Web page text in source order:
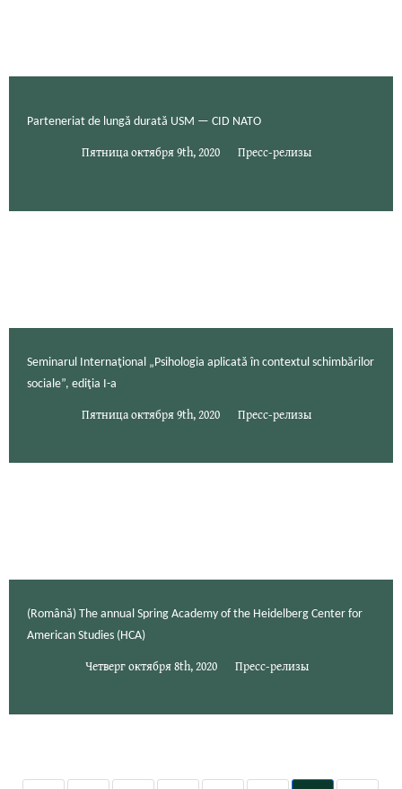
Parteneriat de lungă durată USM — CID NATO
Пятница октября 9th, 2020 Пресс-релизы
Seminarul Internaţional „Psihologia aplicată în contextul schimbărilor
sociale”, ediţia I-a
Пятница октября 9th, 2020 Пресс-релизы
(Română) The annual Spring Academy of the Heidelberg Center for
American Studies (HCA)
Четверг октября 8th, 2020 Пресс-релизы